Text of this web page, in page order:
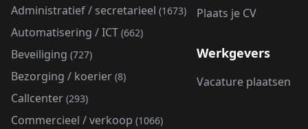
Administratief / secretarieel (1673)
Automatisering / ICT (662)
Beveiliging (727)
Bezorging / koerier (8)
Callcenter (293)
Commercieel / verkoop (1066)
Plaats je CV
Werkgevers
Vacature plaatsen